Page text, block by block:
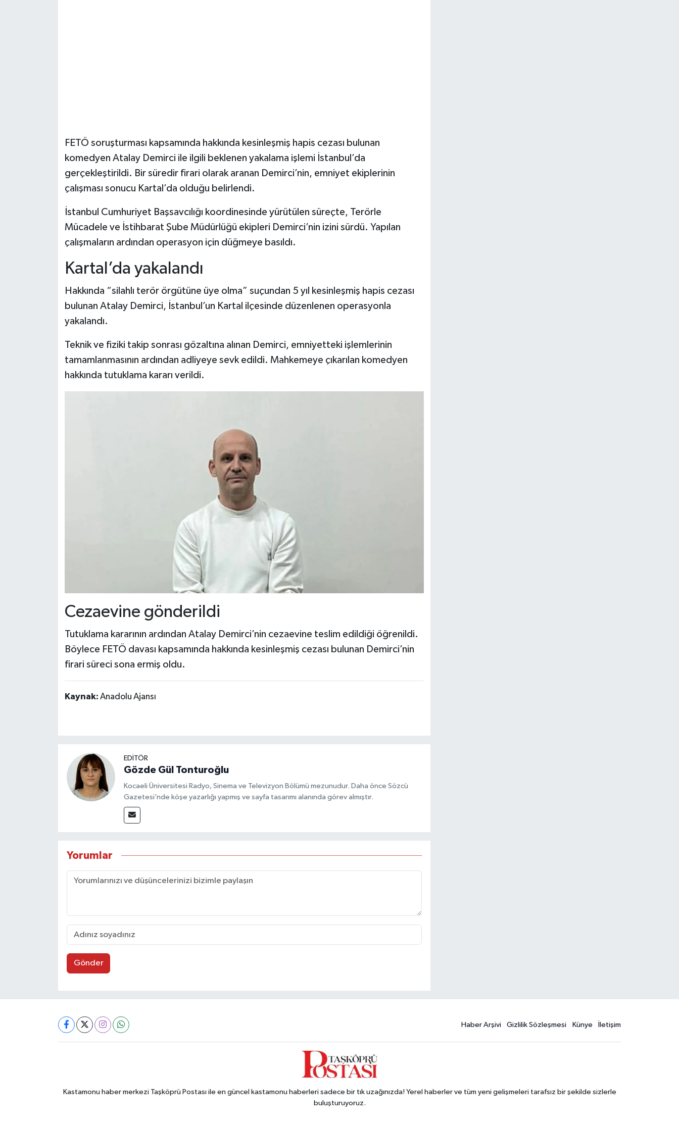
FETÖ soruşturması kapsamında hakkında kesinleşmiş hapis cezası bulunan
komedyen Atalay Demirci ile ilgili beklenen yakalama işlemi İstanbul’da
gerçekleştirildi. Bir süredir firari olarak aranan Demirci’nin, emniyet ekiplerinin
çalışması sonucu Kartal’da olduğu belirlendi.
İstanbul Cumhuriyet Başsavcılığı koordinesinde yürütülen süreçte, Terörle
Mücadele ve İstihbarat Şube Müdürlüğü ekipleri Demirci’nin izini sürdü. Yapılan
çalışmaların ardından operasyon için düğmeye basıldı.
Kartal’da yakalandı
Hakkında “silahlı terör örgütüne üye olma” suçundan 5 yıl kesinleşmiş hapis cezası
bulunan Atalay Demirci, İstanbul’un Kartal ilçesinde düzenlenen operasyonla
yakalandı.
Teknik ve fiziki takip sonrası gözaltına alınan Demirci, emniyetteki işlemlerinin
tamamlanmasının ardından adliyeye sevk edildi. Mahkemeye çıkarılan komedyen
hakkında tutuklama kararı verildi.
Cezaevine gönderildi
Tutuklama kararının ardından Atalay Demirci’nin cezaevine teslim edildiği öğrenildi.
Böylece FETÖ davası kapsamında hakkında kesinleşmiş cezası bulunan Demirci’nin
firari süreci sona ermiş oldu.
Kaynak: Anadolu Ajansı
EDİTÖR
Gözde Gül Tonturoğlu
Kocaeli Üniversitesi Radyo, Sinema ve Televizyon Bölümü mezunudur. Daha önce Sözcü
Gazetesi’nde köşe yazarlığı yapmış ve sayfa tasarımı alanında görev almıştır.
Yorumlar
Gönder
Haber Arşivi Gizlilik Sözleşmesi Künye İletişim
Kastamonu haber merkezi Taşköprü Postası ile en güncel kastamonu haberleri sadece bir tık uzağınızda! Yerel haberler ve tüm yeni gelişmeleri tarafsız bir şekilde sizlerle
buluşturuyoruz.
Ulusal Haberler
Teknoloji Haberleri
Dünya Haberleri